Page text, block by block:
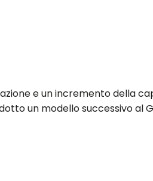
e un incremento della
un modello successivo al